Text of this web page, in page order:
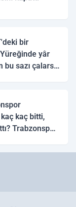
bir
yâr
bu sazı çalarsa
kaç bitti,
Trabzonspor